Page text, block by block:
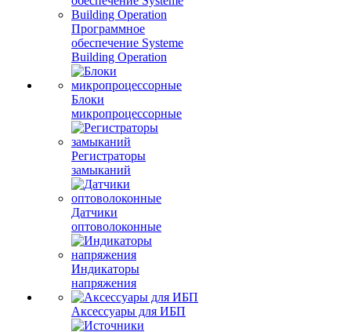
Программное
обеспечение Systeme
Building Operation
Блоки
микропроцессорные
Регистраторы
замыканий
Датчики
оптоволоконные
Индикаторы
напряжения
Аксессуары для ИБП